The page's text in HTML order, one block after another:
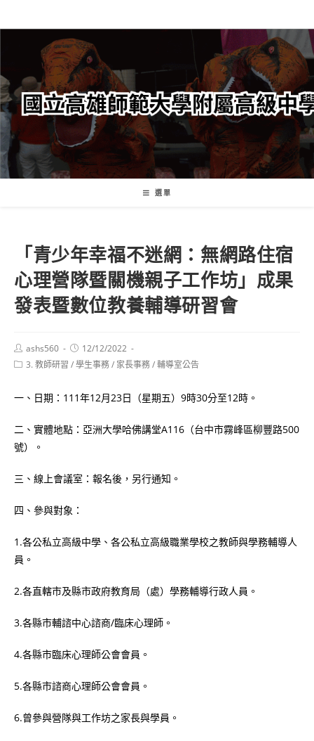
轉
要
內
容
選單
「青少年幸福不迷網：無網路住宿
心理營隊暨關機親子工作坊」成果
發表暨數位教養輔導研習會
Post
author:
ashs560
Post
published:
12/12/2022
Post3. 教師研習 /學生事務/ 家長事務/輔導室公告
一、日期：111年12月23日（星期五）9時30分至12時。
二、實體地點：亞洲大學哈佛講堂A116（台中市霧峰區柳豐路500
號）。
三、線上會議室：報名後，另行通知。
四、參與對象：
1.各公私立高級中學、各公私立高級職業學校之教師與學務輔導人
員。
2.各直轄市及縣市政府教育局（處）學務輔導行政人員。
3.各縣市輔諮中心諮商/臨床心理師。
4.各縣市臨床心理師公會會員。
5.各縣市諮商心理師公會會員。
6.曾參與營隊與工作坊之家長與學員。